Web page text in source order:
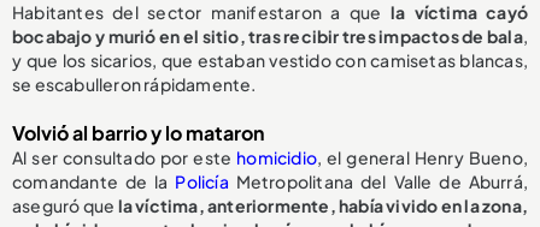
Habitantes del sector manifestaron a que la víctima cayó
bocabajo y murió en el sitio, tras recibir tres impactos de bala,
y que los sicarios, que estaban vestido con camisetas blancas,
se escabulleron rápidamente.
Volvió al barrio y lo mataron
Al ser consultado por este homicidio, el general Henry Bueno,
comandante de la Policía Metropolitana del Valle de Aburrá,
aseguró que la víctima, anteriormente, había vivido en la zona,